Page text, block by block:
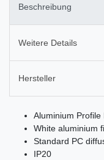
Beschreibung
Weitere Details
Hersteller
Aluminium Profile
White aluminium
Standard PC
IP20